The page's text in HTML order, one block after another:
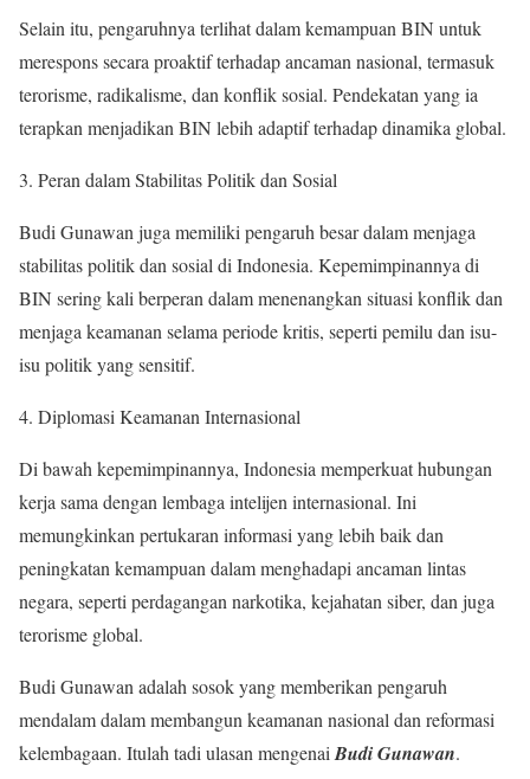
Selain itu, pengaruhnya terlihat dalam kemampuan BIN untuk
merespons secara proaktif terhadap ancaman nasional, termasuk
terorisme, radikalisme, dan konflik sosial. Pendekatan yang ia
terapkan menjadikan BIN lebih adaptif terhadap dinamika global.
Peran dalam Stabilitas Politik dan Sosial
Budi Gunawan juga memiliki pengaruh besar dalam menjaga
stabilitas politik dan sosial di Indonesia. Kepemimpinannya di
BIN sering kali berperan dalam menenangkan situasi konflik dan
menjaga keamanan selama periode kritis, seperti pemilu dan isu-
isu politik yang sensitif.
Diplomasi Keamanan Internasional
Di bawah kepemimpinannya, Indonesia memperkuat hubungan
kerja sama dengan lembaga intelijen internasional. Ini
memungkinkan pertukaran informasi yang lebih baik dan
peningkatan kemampuan dalam menghadapi ancaman lintas
negara, seperti perdagangan narkotika, kejahatan siber, dan juga
terorisme global.
Budi Gunawan adalah sosok yang memberikan pengaruh
mendalam dalam membangun keamanan nasional dan reformasi
kelembagaan. Itulah tadi ulasan mengenai Budi Gunawan.